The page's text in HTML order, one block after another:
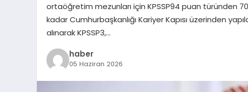
ortaöğretim mezunları için KPSSP94 puan türünden
kadar Cumhurbaşkanlığı Kariyer Kapısı üzerinden
alınarak KPSSP3,…
haber
05 Haziran 2026